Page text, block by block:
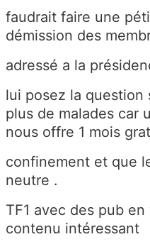
faudrait faire une
démission des
adressé a la
lui posez la
plus de malades car
nous offre 1 mois
confinement et que
neutre .
TF1 avec des pub
contenu intéressant